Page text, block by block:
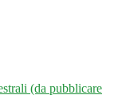
(da pubblicare